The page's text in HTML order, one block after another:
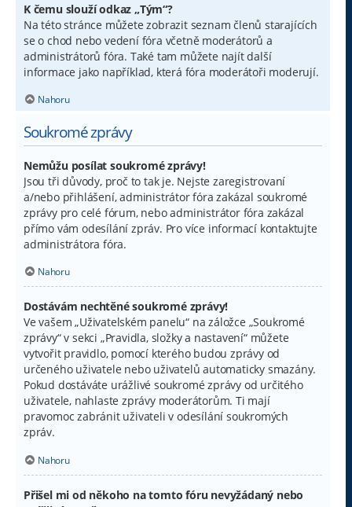
K čemu slouží odkaz „Tým“?
Na této stránce můžete zobrazit seznam členů starajících
se o chod nebo vedení fóra včetně moderátorů a
administrátorů fóra. Také tam můžete najít další
informace jako například, která fóra moderátoři moderují.
Nahoru
Soukromé zprávy
Nemůžu posílat soukromé zprávy!
Jsou tři důvody, proč to tak je. Nejste zaregistrovaní
a/nebo přihlášení, administrátor fóra zakázal soukromé
zprávy pro celé fórum, nebo administrátor fóra zakázal
přímo vám odesílání zpráv. Pro více informací kontaktujte
administrátora fóra.
Nahoru
Dostávám nechtěné soukromé zprávy!
Ve vašem „Uživatelském panelu“ na záložce „Soukromé
zprávy“ v sekci „Pravidla, složky a nastavení“ můžete
vytvořit pravidlo, pomocí kterého budou zprávy od
určeného uživatele nebo uživatelů automaticky smazány.
Pokud dostáváte urážlivé soukromé zprávy od určitého
uživatele, nahlaste zprávy moderátorům. Ti mají
pravomoc zabránit uživateli v odesílání soukromých
zpráv.
Nahoru
Přišel mi od někoho na tomto fóru nevyžádaný nebo